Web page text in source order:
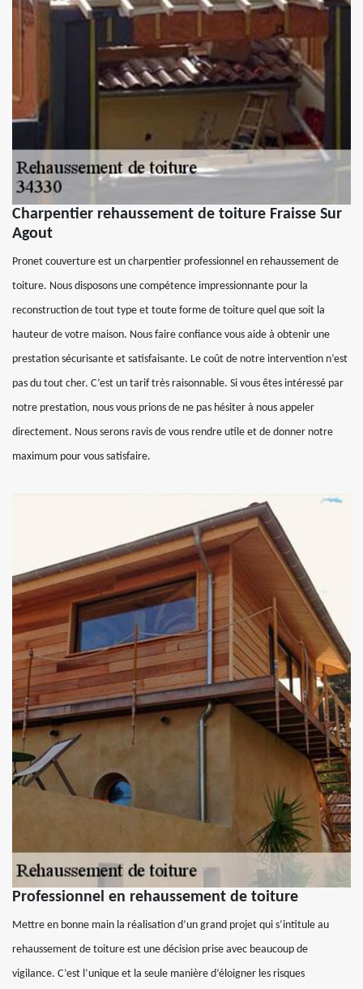
Charpentier rehaussement de toiture Fraisse Sur
Agout
Pronet couverture est un charpentier professionnel en rehaussement de
toiture. Nous disposons une compétence impressionnante pour la
reconstruction de tout type et toute forme de toiture quel que soit la
hauteur de votre maison. Nous faire confiance vous aide à obtenir une
prestation sécurisante et satisfaisante. Le coût de notre intervention n’est
pas du tout cher. C’est un tarif très raisonnable. Si vous êtes intéressé par
notre prestation, nous vous prions de ne pas hésiter à nous appeler
directement. Nous serons ravis de vous rendre utile et de donner notre
maximum pour vous satisfaire.
Professionnel en rehaussement de toiture
Mettre en bonne main la réalisation d’un grand projet qui s’intitule au
rehaussement de toiture est une décision prise avec beaucoup de
vigilance. C’est l’unique et la seule manière d’éloigner les risques